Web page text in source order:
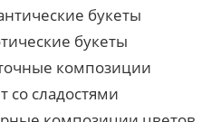
букеты
букеты
композиции
со сладостями